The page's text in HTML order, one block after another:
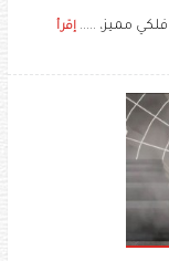
مميز، ..... إقرأ